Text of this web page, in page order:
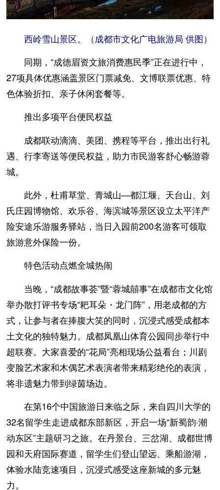
西岭雪山景区。（成都市文化广电旅游局 供图）
同期，“成德眉资文旅消费惠民季”正在进行中，
27项具体优惠涵盖景区门票减免、文博联票优惠、特
色体验折扣、亲子休闲套餐等。
推出多项平台便民权益
成都联动滴滴、美团、携程等平台，推出出行礼
遇、行李寄送等便民权益，助力市民游客舒心畅游蓉
城。
此外，杜甫草堂、青城山—都江堰、天台山、刘
氏庄园博物馆、欢乐谷、海滨城等景区设立太平洋产
险安途乐游服务驿站，当日入园前200名游客可领取
旅游意外保险一份。
特色活动点燃全城热闹
当晚，“成都故事荟”暨“蓉城囍事”在成都市文化馆
举办散打评书专场“耙耳朵・龙门阵”，用老成都的方
式，让参与者在捧腹大笑的同时，沉浸式感受成都本
土文化的独特魅力。成都凤凰山体育公园同步举行中
超联赛。大家喜爱的“花局”亮相现场公益看台；川剧
变脸艺术家和木偶艺术表演者带来精彩绝伦的表演，
将非遗魅力带到绿茵场边。
在第16个中国旅游日来临之际，来自四川大学的
32名留学生走进成都东部新区，开启一场“新蜀韵·潮
动东区”主题研习之旅。在丹景台、三岔湖、成都世博
园和天府国际赛道，留学生们登山望远、乘船游湖，
体验水陆竞速项目，沉浸式感受这座新城的多元魅
力。